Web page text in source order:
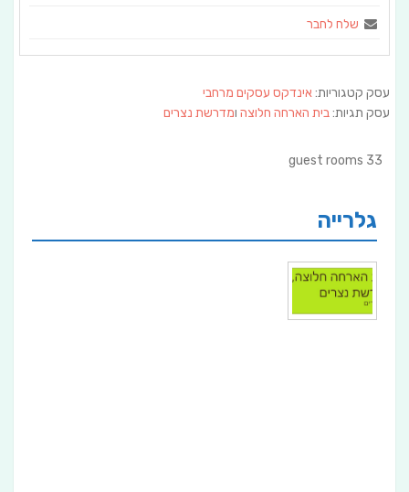
שלח לחבר
עסק קטגוריות:אינדקס עסקים מרחבי
עסק תגיות:בית הארחה חלוצה ומדרשת נצרים
33 guest rooms
גלרייה